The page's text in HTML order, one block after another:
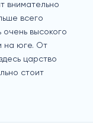
внимательно
всего
высокого
на юге. От
царство
стоит